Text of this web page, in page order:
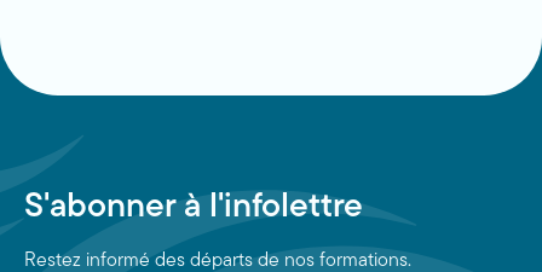
S'abonner à l'infolettre
Restez informé des départs de nos formations.